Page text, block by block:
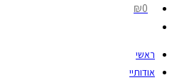
₪0
ראשי
אודותיי